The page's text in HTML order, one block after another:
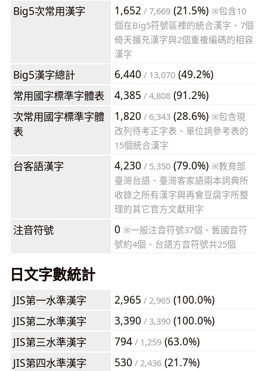
Big5次常用漢字
1,652 / 7,669 (21.5%) ※包含10
個在Big5符號區裡的統合漢字、7個
倚天擴充漢字與2個重複編碼的相容
漢字
Big5漢字總計 6,440 / 13,070 (49.2%)
常用國字標準字體表
4,385 / 4,808 (91.2%)
次常用國字標準字體
表
1,820 / 6,343 (28.6%) ※包含現
改列待考正字表、單位詞參考表的
15個統合漢字
台客語漢字 4,230 / 5,350 (79.0%) ※教育部
臺灣台語、臺灣客家語兩本詞典所
收錄之所有漢字與再會豆腐字所整
理的其它官方文獻用字
注音符號 0 ※一般注音符號37個、舊國音符
號約4個、台語方音符號共25個
日文字數統計
JIS第一水準漢字 2,965 / 2,965 (100.0%)
JIS第二水準漢字
3,390 / 3,390 (100.0%)
JIS第三水準漢字
794 / 1,259 (63.0%)
JIS第四水準漢字
530 / 2,436 (21.7%)